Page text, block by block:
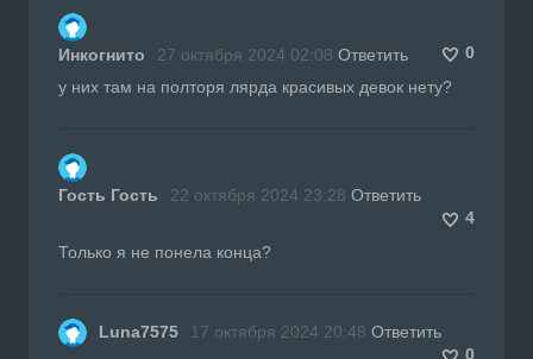
Инкогнито 27 октября 2024 02:08 Ответить
0
у них там на полторя лярда красивых девок нету?
Гость Гость 22 октября 2024 23:28 Ответить
4
Только я не понела конца?
Luna7575 17 октября 2024 20:48 Ответить
0